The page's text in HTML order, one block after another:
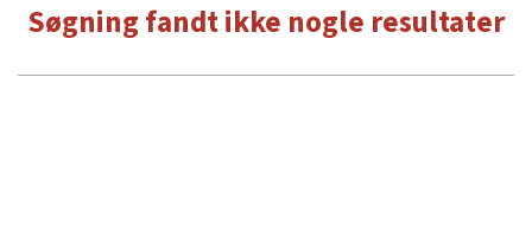
Søgning fandt ikke nogle resultater